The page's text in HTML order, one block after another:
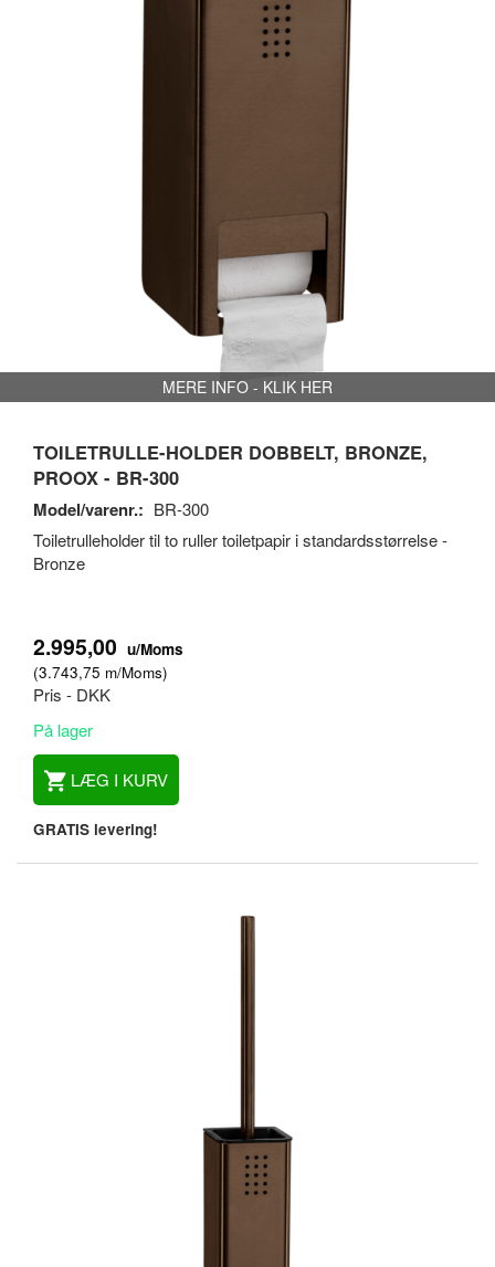
MERE INFO - KLIK HER
TOILETRULLE-HOLDER DOBBELT, BRONZE,
PROOX - BR-300
Model/varenr.: BR-300
Toiletrulleholder til to ruller toiletpapir i standardsstørrelse -
Bronze
2.995,00 u/Moms
(3.743,75 m/Moms)
Pris - DKK
På lager
LÆG I KURV
GRATIS levering!